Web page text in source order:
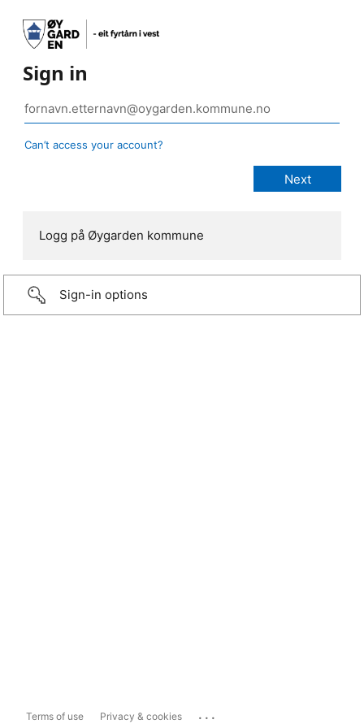
Sign in
Can’t access your account?
Logg på Øygarden kommune
Sign-in options
Terms of use Privacy & cookies ...